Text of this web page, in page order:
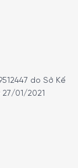
khi đó, ở
do Sở Kế
01/2021